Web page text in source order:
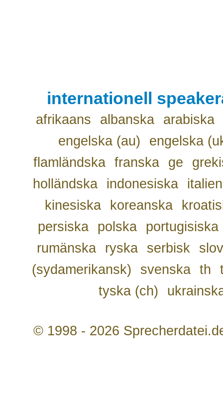
internationell
afrikaans albanska
arabiska
engelska (au)
engelska
flamländska franska ge
holländska
indonesiska
kinesiska
koreanska
persiska
polska
portugisiska
rumänska
ryska serbisk
(sydamerikansk)
svenska th
tyska (ch)
© 1998 - 2026